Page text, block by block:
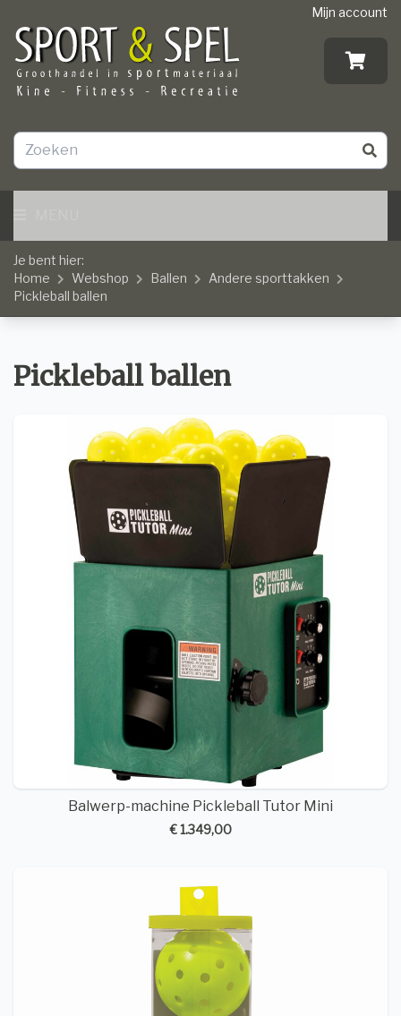
Mijn account
Je bent hier:
Home
Webshop Ballen
Andere sporttakken
Pickleball ballen
Pickleball ballen
Balwerp-machine Pickleball Tutor Mini
€ 1.349,00